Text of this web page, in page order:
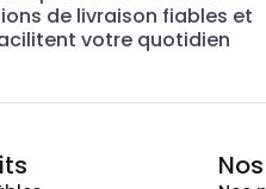
de livraison fiables et
votre quotidien